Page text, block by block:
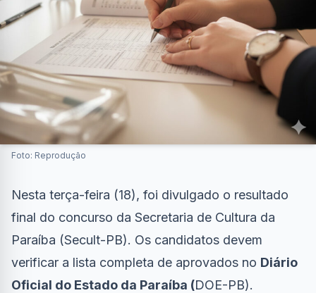
Foto: Reprodução
Nesta terça-feira (18), foi divulgado o resultado
final do concurso da Secretaria de Cultura da
Paraíba (Secult-PB). Os candidatos devem
verificar a lista completa de aprovados no Diário
Oficial do Estado da Paraíba (DOE-PB).